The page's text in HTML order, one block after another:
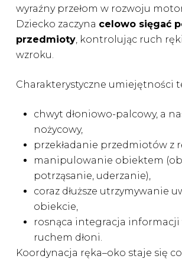
wyraźny przełom w rozwoju
Dziecko zaczyna celowo sięgać
przedmioty, kontrolując ruch
wzroku.
Charakterystyczne umiejętności
chwyt dłoniowo-palcowy, a
nożycowy,
przekładanie przedmiotów z
manipulowanie obiektem
potrząsanie, uderzanie),
coraz dłuższe utrzymywanie
obiekcie,
rosnąca integracja informacji
ruchem dłoni.
Koordynacja ręka–oko staje się